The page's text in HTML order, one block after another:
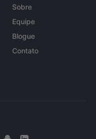
Sobre
Equipe
Blogue
Contato